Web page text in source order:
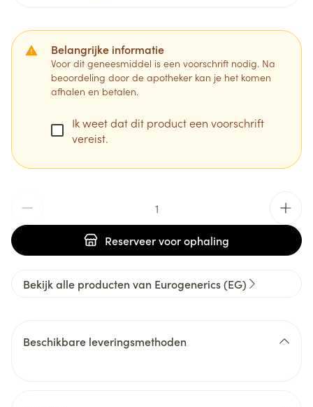
Belangrijke informatie
Voor dit geneesmiddel is een voorschrift nodig. Na
beoordeling door de apotheker kan je het komen
afhalen en betalen.
Ik weet dat dit product een voorschrift
vereist.
Reserveervoor ophaling
Bekijk alle producten van Eurogenerics (EG)
Beschikbare leveringsmethoden